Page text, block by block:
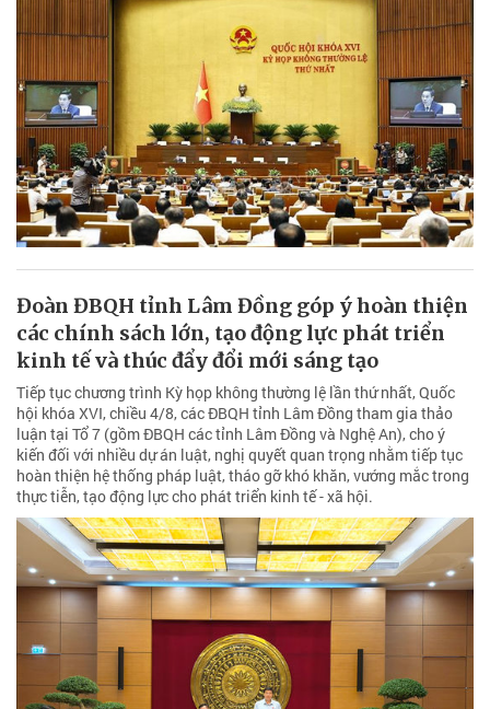
Đoàn ĐBQH tỉnh Lâm Đồng góp ý hoàn thiện
các chính sách lớn, tạo động lực phát triển
kinh tế và thúc đẩy đổi mới sáng tạo
Tiếp tục chương trình Kỳ họp không thường lệ lần thứ nhất, Quốc
hội khóa XVI, chiều 4/8, các ĐBQH tỉnh Lâm Đồng tham gia thảo
luận tại Tổ 7 (gồm ĐBQH các tỉnh Lâm Đồng và Nghệ An), cho ý
kiến đối với nhiều dự án luật, nghị quyết quan trọng nhằm tiếp tục
hoàn thiện hệ thống pháp luật, tháo gỡ khó khăn, vướng mắc trong
thực tiễn, tạo động lực cho phát triển kinh tế - xã hội.